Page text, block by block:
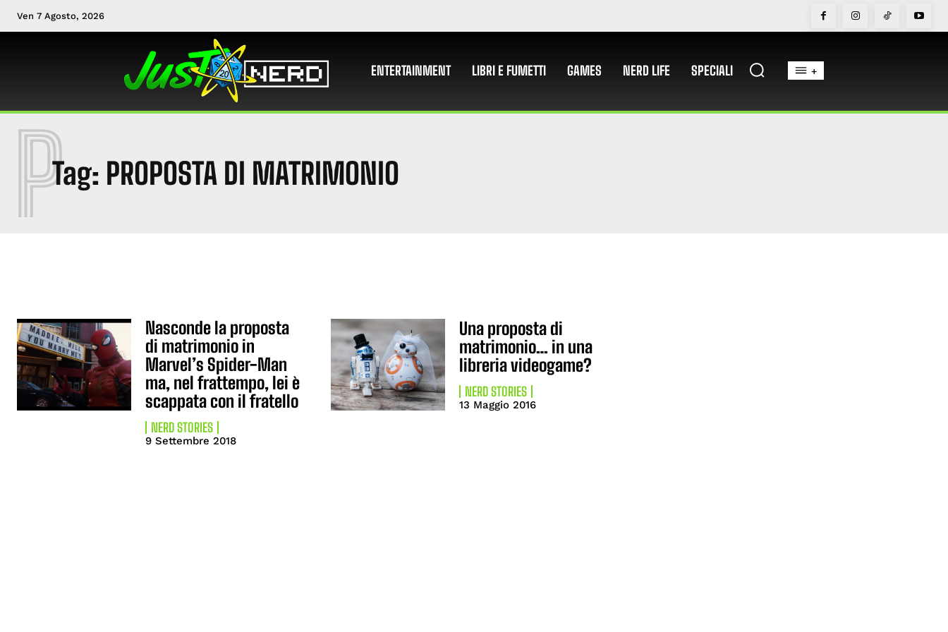
Ven 7 Agosto, 2026
ENTERTAINMENT LIBRI E FUMETTI GAMES NERD LIFE SPECIALI +
Tag: PROPOSTA DI MATRIMONIO
P
Nasconde la proposta
di matrimonio in
Marvel’s Spider-Man
ma, nel frattempo, lei è
scappata con il fratello
NERD STORIES
9 Settembre 2018
Una proposta di
matrimonio… in una
libreria videogame?
NERD STORIES
13 Maggio 2016